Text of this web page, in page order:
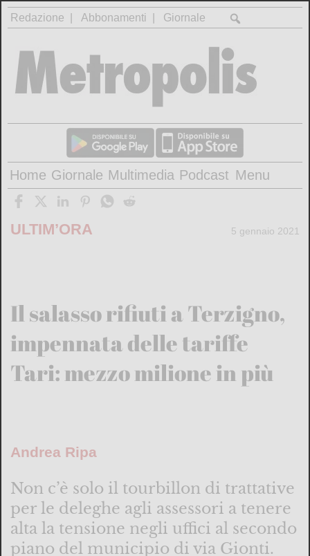
Redazione Abbonamenti Giornale
Home Giornale Multimedia Podcast Menu
ULTIM’ORA 5 gennaio 2021
Il salasso rifiuti a Terzigno,
impennata delle tariffe
Tari: mezzo milione in più
Andrea Ripa
Non c’è solo il tourbillon di trattative
per le deleghe agli assessori a tenere
alta la tensione negli uffici al secondo
piano del municipio di via Gionti.